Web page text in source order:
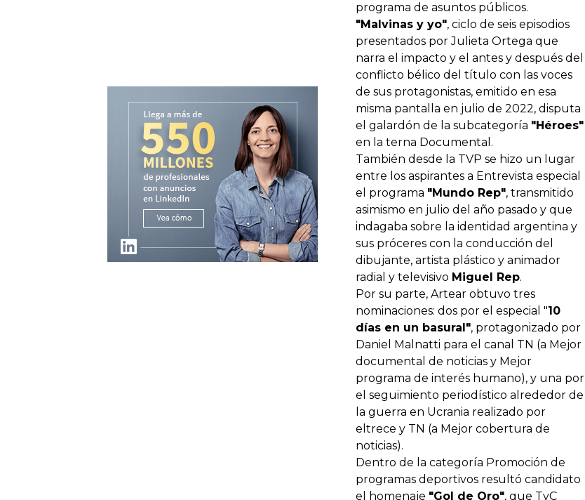
programa de asuntos públicos.
"Malvinas y yo", ciclo de seis episodios
presentados por Julieta Ortega que
narra el impacto y el antes y después del
conflicto bélico del título con las voces
de sus protagonistas, emitido en esa
misma pantalla en julio de 2022, disputa
el galardón de la subcategoría "Héroes"
en la terna Documental.
También desde la TVP se hizo un lugar
entre los aspirantes a Entrevista especial
el programa "Mundo Rep", transmitido
asimismo en julio del año pasado y que
indagaba sobre la identidad argentina y
sus próceres con la conducción del
dibujante, artista plástico y animador
radial y televisivo Miguel Rep.
Por su parte, Artear obtuvo tres
nominaciones: dos por el especial "10
días en un basural", protagonizado por
Daniel Malnatti para el canal TN (a Mejor
documental de noticias y Mejor
programa de interés humano), y una por
el seguimiento periodístico alrededor de
la guerra en Ucrania realizado por
eltrece y TN (a Mejor cobertura de
noticias).
Dentro de la categoría Promoción de
programas deportivos resultó candidato
el homenaje "Gol de Oro", que TyC